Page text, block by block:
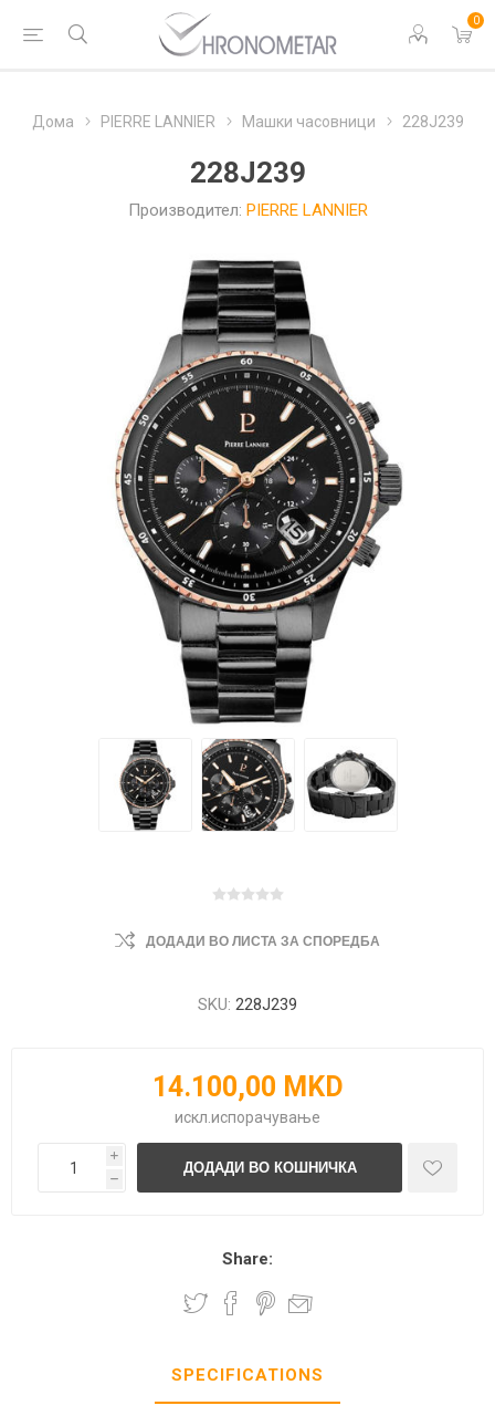
0
Дома PIERRE LANNIER Машки часовници 228J239
228J239
Производител: PIERRE LANNIER
ДОДАДИ ВО ЛИСТА ЗА СПОРЕДБА
SKU: 228J239
14.100,00 MKD
искл. испорачување
i
h
Share:
SPECIFICATIONS